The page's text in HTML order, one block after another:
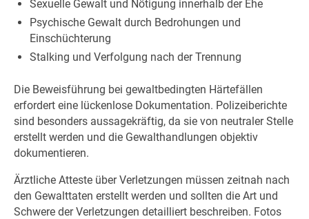
Sexuelle Gewalt und Nötigung innerhalb der Ehe
Psychische Gewalt durch Bedrohungen und
Einschüchterung
Stalking und Verfolgung nach der Trennung
Die Beweisführung bei gewaltbedingten Härtefällen
erfordert eine lückenlose Dokumentation. Polizeiberichte
sind besonders aussagekräftig, da sie von neutraler Stelle
erstellt werden und die Gewalthandlungen objektiv
dokumentieren.
Ärztliche Atteste über Verletzungen müssen zeitnah nach
den Gewalttaten erstellt werden und sollten die Art und
Schwere der Verletzungen detailliert beschreiben. Fotos